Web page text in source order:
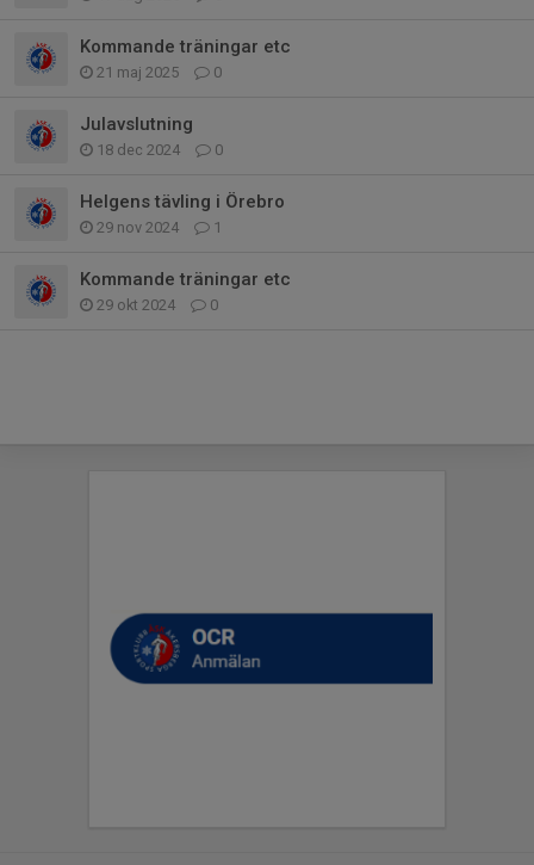
Kommande träningar etc
21 maj 2025 0
Julavslutning
18 dec 2024 0
Helgens tävling i Örebro
29 nov 2024 1
Kommande träningar etc
29 okt 2024 0